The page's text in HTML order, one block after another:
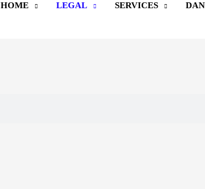
HOME LEGAL SERVICES